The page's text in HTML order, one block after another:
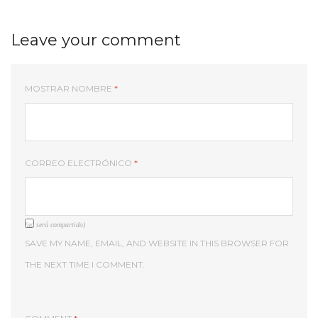
Leave your comment
MOSTRAR NOMBRE *
CORREO ELECTRÓNICO *
(no será compartido)
SAVE MY NAME, EMAIL, AND WEBSITE IN THIS BROWSER FOR
THE NEXT TIME I COMMENT.